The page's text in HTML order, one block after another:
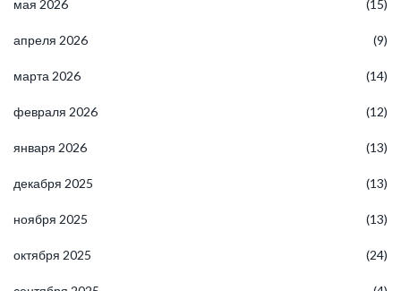
мая 2026 (15)
апреля 2026 (9)
марта 2026 (14)
февраля 2026 (12)
января 2026 (13)
декабря 2025 (13)
ноября 2025 (13)
октября 2025 (24)